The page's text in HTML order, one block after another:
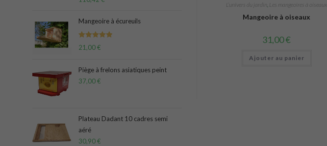
L’univers du jardin, Les mangeoires à oiseaux
Mangeoire à oiseaux
31,00€
Ajouter au panier
Mangeoire à écureuils
Note5.00
21,00€
Piège à frelons asiatiques peint
37,00€
Plateau Dadant 10 cadres semi
aéré
30,90€